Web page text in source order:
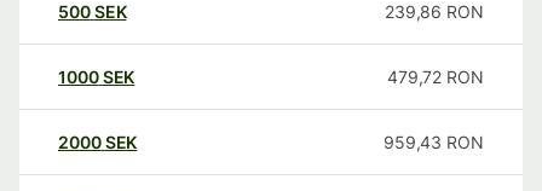
500SEK 239,86 RON
1000SEK 479,72 RON
2000SEK 959,43 RON